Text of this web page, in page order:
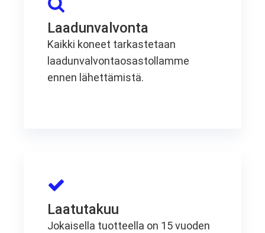
Laadunvalvonta
Kaikki koneet tarkastetaan
laadunvalvontaosastollamme
ennen lähettämistä.
Laatutakuu
Jokaisella tuotteella on 15 vuoden